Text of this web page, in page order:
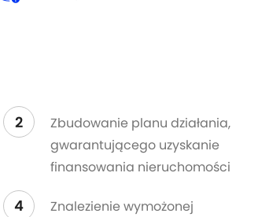
2
Zbudowanie planu działania,
gwarantującego uzyskanie
finansowania nieruchomości
4
Znalezienie wymożonej